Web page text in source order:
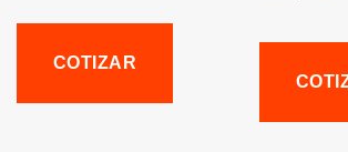
COTIZAR